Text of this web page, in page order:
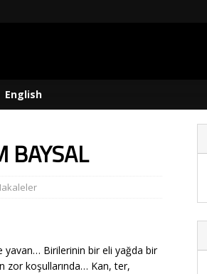
English
BAYSAL
yavan… Birilerinin bir eli yağda bir
zor koşullarında… Kan, ter,